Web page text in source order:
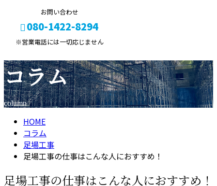
お問い合わせ
080-1422-8294
※営業電話には一切応じません
メールフォーム
コラム
column
HOME
コラム
足場工事
足場工事の仕事はこんな人におすすめ！
足場工事の仕事はこんな人におすすめ！